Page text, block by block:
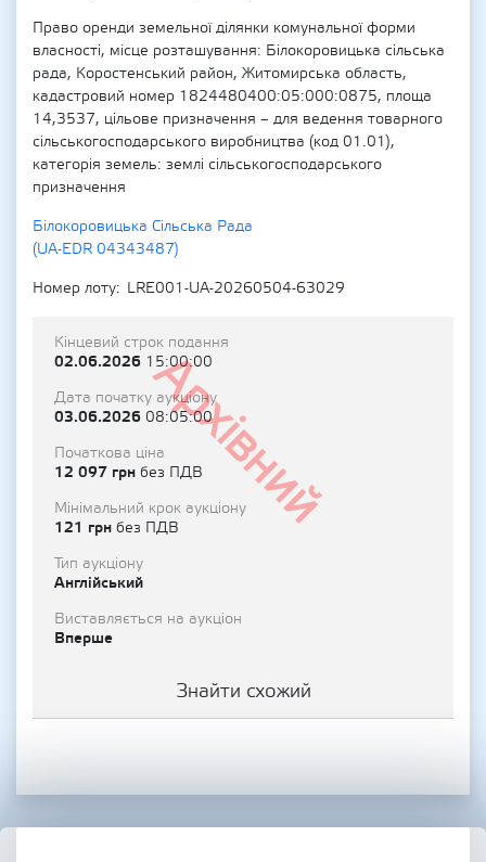
Право оренди земельної ділянки комунальної форми
власності, місце розташування: Білокоровицька сільська
рада, Коростенський район, Житомирська область,
кадастровий номер 1824480400:05:000:0875, площа
14,3537, цільове призначення – для ведення товарного
сільськогосподарського виробництва (код 01.01),
категорія земель: землі сільськогосподарського
призначення
Білокоровицька Сільська Рада
(UA-EDR 04343487)
Номер лоту
LRE001-UA-20260504-63029
Архівний
Кінцевий строк подання
02.06.2026 15:00:00
Дата початку аукціону
03.06.2026 08:05:00
Початкова ціна
12 097 грн без ПДВ
Мінімальний крок аукціону
121 грн без ПДВ
Тип аукціону
Англійський
Виставляється на аукціон
Вперше
Знайти схожий